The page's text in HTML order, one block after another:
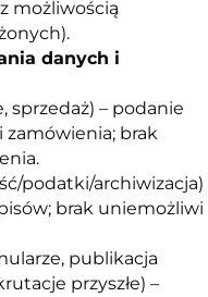
możliwością
danych i
sprzedaż) – podanie
brak
podatki/archiwizacja)
brak uniemożliwi
publikacja
przyszłe) –